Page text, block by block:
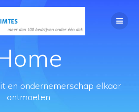
en ondernemerschap elkaar
ontmoeten